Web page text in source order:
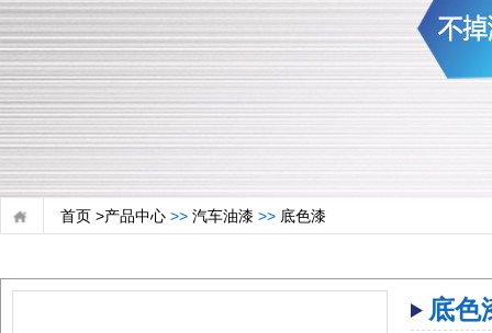
首页 >产品中心 >> 汽车油漆 >> 底色漆
底色